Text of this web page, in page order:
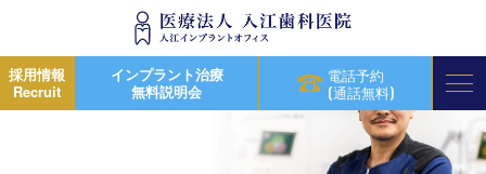
採用情報
Recruit
インプラント治療
無料説明会
電話予約
(通話無料)